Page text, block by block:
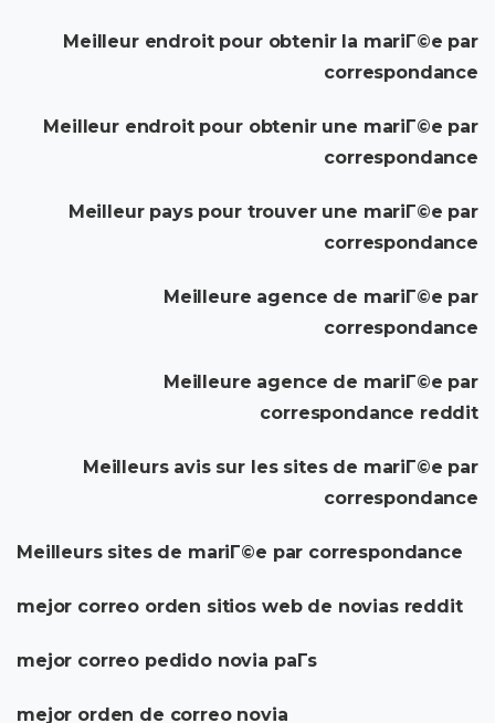
Meilleur endroit pour obtenir la mariГ©e par
correspondance
Meilleur endroit pour obtenir une mariГ©e par
correspondance
Meilleur pays pour trouver une mariГ©e par
correspondance
Meilleure agence de mariГ©e par
correspondance
Meilleure agence de mariГ©e par
correspondance reddit
Meilleurs avis sur les sites de mariГ©e par
correspondance
Meilleurs sites de mariГ©e par correspondance
mejor correo orden sitios web de novias reddit
mejor correo pedido novia paГ­s
mejor orden de correo novia